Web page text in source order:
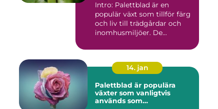
Intro: Palettblad är en
populär växt som tillför färg
och liv till trädgårdar och
inomhusmiljöer. De...
14. jan
Palettblad är populära
växter som vanligtvis
används som